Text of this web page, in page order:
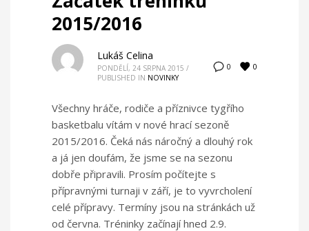
2015/2016
0 0
Lukáš Celina
PONDĚLÍ, 24 SRPNA 2015 /
PUBLISHED IN NOVINKY
Všechny hráče, rodiče a příznivce tygřího
basketbalu vítám v nové hrací sezoně
2015/2016. Čeká nás náročný a dlouhý rok
a já jen doufám, že jsme se na sezonu
dobře připravili. Prosím počítejte s
přípravnými turnaji v září, je to vyvrcholení
celé přípravy. Termíny jsou na stránkách už
od června. Tréninky začínají hned 2.9.